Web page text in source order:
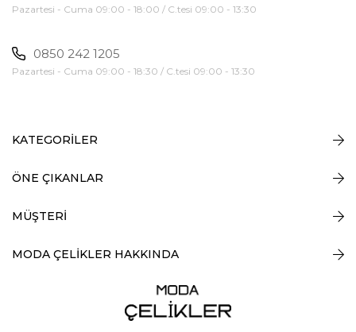
Pazartesi - Cuma 09:00 - 18:00 / C.tesi 09:00 - 13:30
0850 242 1205
Pazartesi - Cuma 09:00 - 18:30 / C.tesi 09:00 - 13:30
KATEGORİLER
ÖNE ÇIKANLAR
MÜŞTERİ
MODA ÇELİKLER HAKKINDA